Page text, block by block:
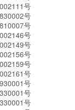
号
号
号
号
号
号
号
号
号
号
号